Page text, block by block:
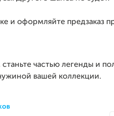
и оформляйте предзаказ
частью легенды и
вашей коллекции.